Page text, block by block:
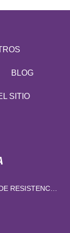
BLOG
SITIO
RESISTENCIA